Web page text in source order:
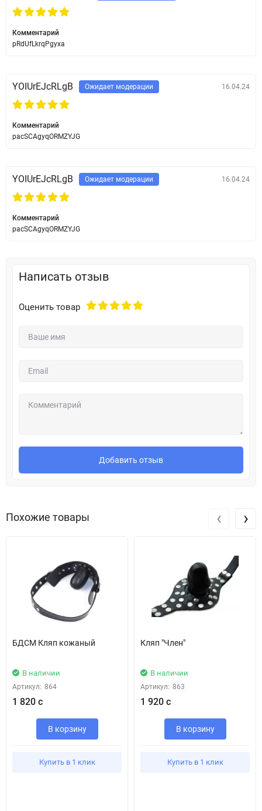
Комментарий
pRdUfLkrqPgyxa
YOIUrEJcRLgB Ожидает модерации 16.04.24
Комментарий
pacSCAgyqORMZYJG
YOIUrEJcRLgB Ожидает модерации 16.04.24
Комментарий
pacSCAgyqORMZYJG
Написать отзыв
Оценить товар
Добавить отзыв
Похожие товары
БДСМ Кляп кожаный
В наличии
Артикул: 864
1 820 с
В корзину
Купить в 1 клик
Кляп "Член"
В наличии
Артикул: 863
1 920 с
В корзину
Купить в 1 клик
‹ ›